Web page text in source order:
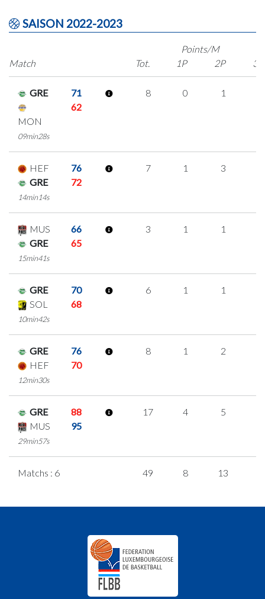
SAISON 2022-2023
Match
Points/M
Tot.
1P 2P 3P
GRE 71
MON
62
09min28s
8 0 1
HEF
76
GRE
72
14min14s
7 1 3
MUS
66
GRE
65
15min41s
3 1 1
GRE
70
SOL
68
10min42s
6 1 1
GRE
76
HEF
70
12min30s
8 1 2
GRE
88
MUS
95
29min57s
17 4 5
Matchs : 6 49 8 13